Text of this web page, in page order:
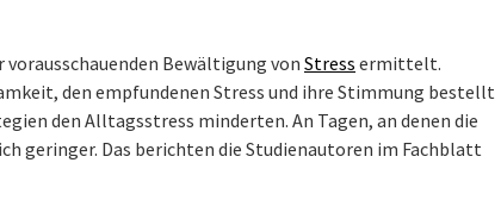
Bewältigung von Stress ermittelt.
den empfundenen Stress und ihre Stimmung bestellt
den Alltagsstress minderten. An Tagen, an denen die
geringer. Das berichten die Studienautoren im Fachblatt